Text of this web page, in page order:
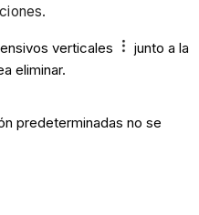
verticales
junto a la
eliminar.
predeterminadas no se